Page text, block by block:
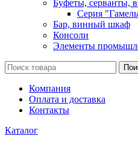
Буфеты, серванты,
Серия
Бар, винный шкаф
Консоли
Элементы
Компания
Оплата и доставка
Контакты
Каталог